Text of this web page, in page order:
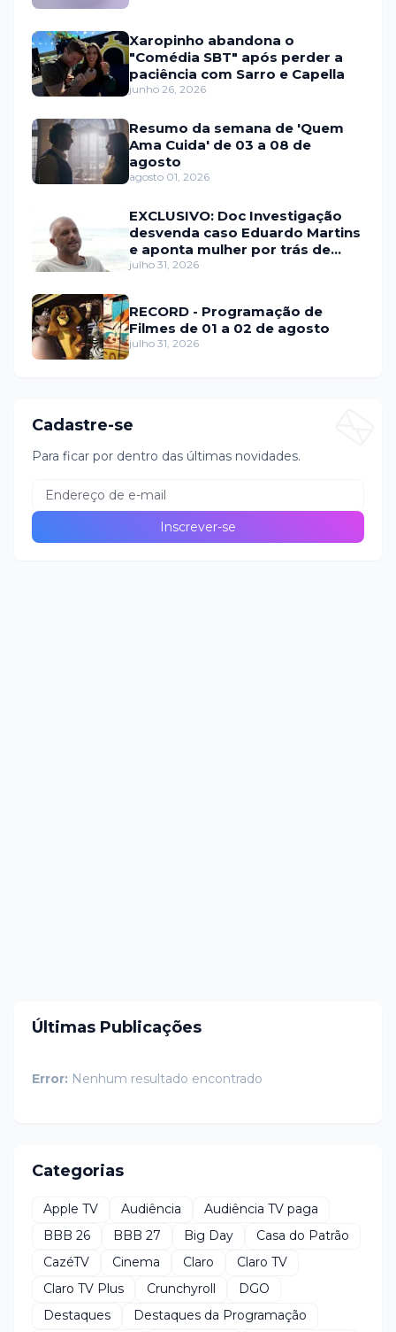
Xaropinho abandona o
"Comédia SBT" após perder a
paciência com Sarro e Capella
junho 26, 2026
Resumo da semana de 'Quem
Ama Cuida' de 03 a 08 de
agosto
agosto 01, 2026
EXCLUSIVO: Doc Investigação
desvenda caso Eduardo Martins
e aponta mulher por trás de
fraude internacional
julho 31, 2026
RECORD - Programação de
Filmes de 01 a 02 de agosto
julho 31, 2026
Cadastre-se
Para ficar por dentro das últimas novidades.
Últimas Publicações
Error: Nenhum resultado encontrado
Categorias
Apple TV Audiência
Audiência TV paga
BBB 26
BBB 27 Big Day
Casa do Patrão
CazéTV
Cinema Claro
Claro TV
Claro TV Plus
Crunchyroll
DGO
Destaques
Destaques da Programação